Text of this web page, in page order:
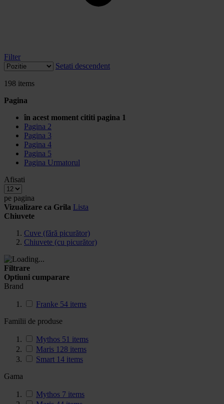
Filter
Setati descendent
198 items
Pagina
în acest moment cititi pagina 1
Pagina 2
Pagina 3
Pagina 4
Pagina 5
Pagina Urmatorul
Afisati
pe pagina
Vizualizare ca Grila Lista
Chiuvete
Cuve (fără picurător)
Chiuvete (cu picurător)
Filtrare
Optiuni cumparare
Brand
Franke 54 items
Familii de produse
Mythos 51 items
Maris 128 items
Smart 14 items
Gama
Mythos 7 items